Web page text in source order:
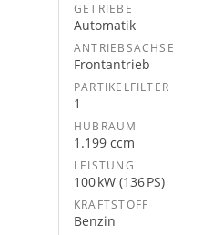
GETRIEBE
Automatik
ANTRIEBSACHSE
Frontantrieb
PARTIKELFILTER
1
HUBRAUM
1.199 ccm
LEISTUNG
100 kW (136 PS)
KRAFTSTOFF
Benzin